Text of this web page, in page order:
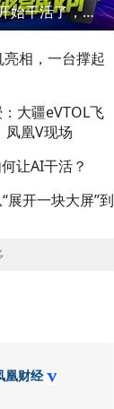
世界人工智能大会：AI开始干活了，但到底干的怎么样？萌新闯WAIC
相，一台撑起
大疆eVTOL飞
凤凰V现场
让AI干活？
展开一块大屏”到
凰财经